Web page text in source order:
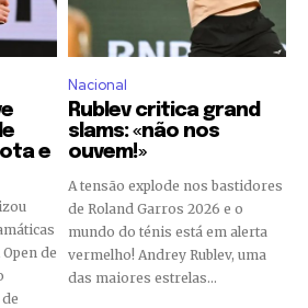
e
de
Nacional
Rublev critica grand
slams: «não nos
ouvem!»
A tensão explode nos bastidores
de Roland Garros 2026 e o
mundo do ténis está em alerta
vermelho! Andrey Rublev, uma
das maiores estrelas...